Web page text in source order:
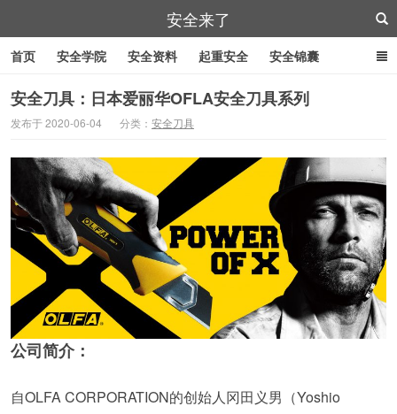
安全来了
首页 安全学院 安全资料 起重安全 安全锦囊
叉车安全 管道作业 特殊工具 安全刀具 紧急逃生
劳防用品
安全刀具：日本爱丽华OFLA安全刀具系列
发布于 2020-06-04 分类： 安全刀具
公司简介：
自OLFA CORPORATION的创始人冈田义男（Yoshio